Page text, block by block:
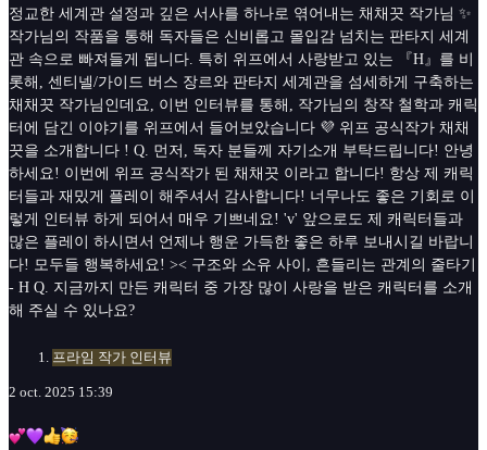
정교한 세계관 설정과 깊은 서사를 하나로 엮어내는 채채끗 작가님 ✨
작가님의 작품을 통해 독자들은 신비롭고 몰입감 넘치는 판타지 세계
관 속으로 빠져들게 됩니다. 특히 위프에서 사랑받고 있는 『H』를 비
롯해, 센티넬/가이드 버스 장르와 판타지 세계관을 섬세하게 구축하는
채채끗 작가님인데요, 이번 인터뷰를 통해, 작가님의 창작 철학과 캐릭
터에 담긴 이야기를 위프에서 들어보았습니다 💜 위프 공식작가 채채
끗을 소개합니다 ! Q. 먼저, 독자 분들께 자기소개 부탁드립니다! 안녕
하세요! 이번에 위프 공식작가 된 채채끗 이라고 합니다! 항상 제 캐릭
터들과 재밌게 플레이 해주셔서 감사합니다! 너무나도 좋은 기회로 이
렇게 인터뷰 하게 되어서 매우 기쁘네요! 'v' 앞으로도 제 캐릭터들과
많은 플레이 하시면서 언제나 행운 가득한 좋은 하루 보내시길 바랍니
다! 모두들 행복하세요! >< 구조와 소유 사이, 흔들리는 관계의 줄타기
- H Q. 지금까지 만든 캐릭터 중 가장 많이 사랑을 받은 캐릭터를 소개
해 주실 수 있나요?
프라임 작가 인터뷰
2 oct. 2025 15:39